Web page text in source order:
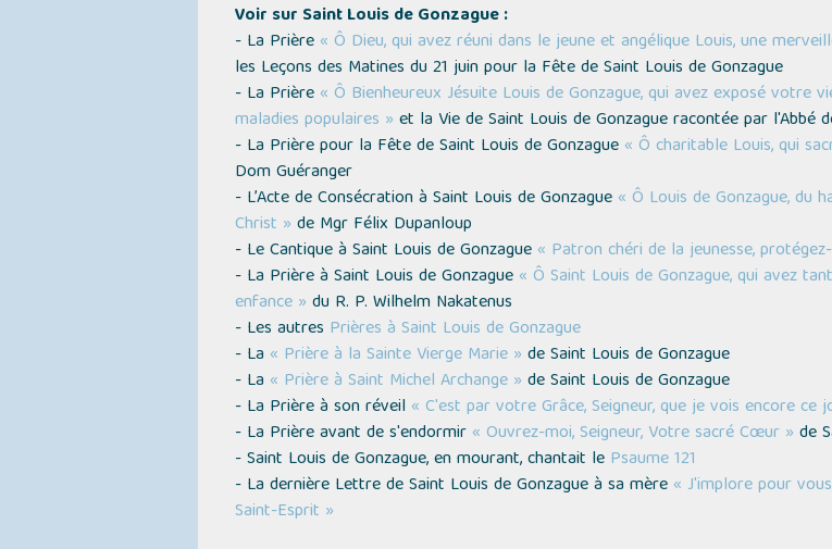
Voir sur Saint Louis de Gonzague :
- La Prière « Ô Dieu, qui avez réuni dans le jeune et angélique Louis, une
les Leçons des Matines du 21 juin pour la Fête de Saint Louis de Gonzague
- La Prière « Ô Bienheureux Jésuite Louis de Gonzague, qui avez exposé
maladies populaires » et la Vie de Saint Louis de Gonzague racontée par l'Abbé
- La Prière pour la Fête de Saint Louis de Gonzague « Ô charitable Louis, qui
Dom Guéranger
- L’Acte de Consécration à Saint Louis de Gonzague « Ô Louis de Gonzague, du
Christ » de Mgr Félix Dupanloup
- Le Cantique à Saint Louis de Gonzague « Patron chéri de la jeunesse,
- La Prière à Saint Louis de Gonzague « Ô Saint Louis de Gonzague, qui avez
enfance » du R. P. Wilhelm Nakatenus
- Les autres Prières à Saint Louis de Gonzague
- La « Prière à la Sainte Vierge Marie » de Saint Louis de Gonzague
- La « Prière à Saint Michel Archange » de Saint Louis de Gonzague
- La Prière à son réveil « C'est par votre Grâce, Seigneur, que je vois encore ce
- La Prière avant de s'endormir « Ouvrez-moi, Seigneur, Votre sacré Cœur » de
- Saint Louis de Gonzague, en mourant, chantait le Psaume 121
- La dernière Lettre de Saint Louis de Gonzague à sa mère « J'implore pour
Saint-Esprit »